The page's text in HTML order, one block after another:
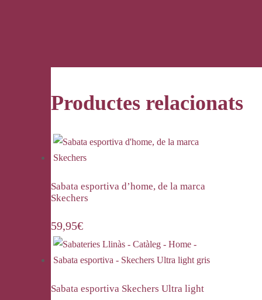
Productes relacionats
Sabata esportiva d’home, de la marca
Skechers
59,95€
Sabata esportiva Skechers Ultra light